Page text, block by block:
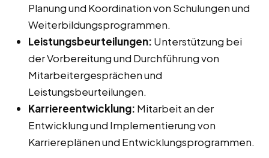
Planung und Koordination von Schulungen und
Weiterbildungsprogrammen.
Leistungsbeurteilungen: Unterstützung bei
der Vorbereitung und Durchführung von
Mitarbeitergesprächen und
Leistungsbeurteilungen.
Karriereentwicklung: Mitarbeit an der
Entwicklung und Implementierung von
Karriereplänen und Entwicklungsprogrammen.